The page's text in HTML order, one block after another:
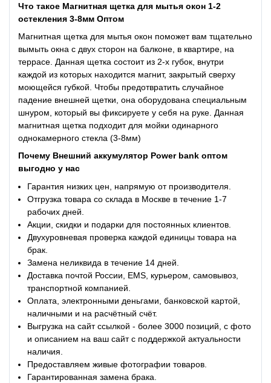
Что такое Магнитная щетка для мытья окон 1-2
остекления 3-8мм Оптом
Магнитная щетка для мытья окон поможет вам тщательно
вымыть окна с двух сторон на балконе, в квартире, на
террасе. Данная щетка состоит из 2-х губок, внутри
каждой из которых находится магнит, закрытый сверху
моющейся губкой. Чтобы предотвратить случайное
падение внешней щетки, она оборудована специальным
шнуром, который вы фиксируете у себя на руке. Данная
магнитная щетка подходит для мойки одинарного
однокамерного стекла (3-8мм)
Почему Внешний аккумулятор Power bank оптом
выгодно у нас
Гарантия низких цен, напрямую от производителя.
Отгрузка товара со склада в Москве в течение 1-7
рабочих дней.
Акции, скидки и подарки для постоянных клиентов.
Двухуровневая проверка каждой единицы товара на
брак.
Замена неликвида в течение 14 дней.
Доставка почтой России, EMS, курьером, самовывоз,
транспортной компанией.
Оплата, электронными деньгами, банковской картой,
наличными и на расчётный счёт.
Выгрузка на сайт ссылкой - более 3000 позиций, с фото
и описанием на ваш сайт с поддержкой актуальности
наличия.
Предоставляем живые фотографии товаров.
Гарантированная замена брака.